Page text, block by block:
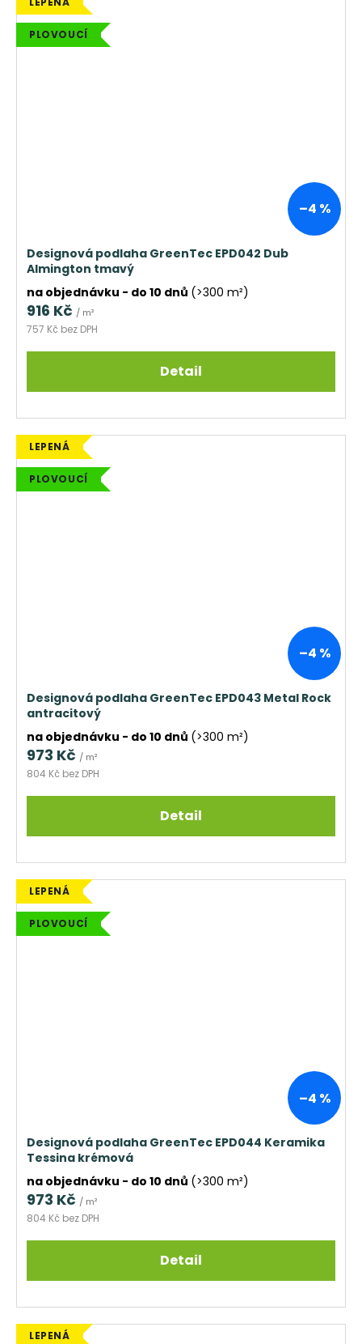
PLOVOUCÍ
–4 %
Designová podlaha GreenTec EPD042 Dub
Almington tmavý
na objednávku - do 10 dnů (>300 m²)
757 Kč bez DPH
916 Kč / m²
Detail
LEPENÁ
PLOVOUCÍ
–4 %
Designová podlaha GreenTec EPD043 Metal Rock
antracitový
na objednávku - do 10 dnů (>300 m²)
804 Kč bez DPH
973 Kč / m²
Detail
LEPENÁ
PLOVOUCÍ
–4 %
Designová podlaha GreenTec EPD044 Keramika
Tessina krémová
na objednávku - do 10 dnů (>300 m²)
804 Kč bez DPH
973 Kč / m²
Detail
LEPENÁ